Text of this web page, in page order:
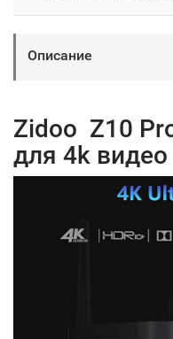
Описание
Zidoo Z10
для 4k видео